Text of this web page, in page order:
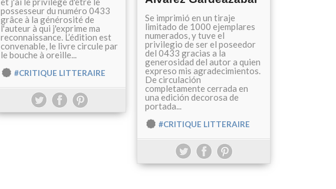
possesseur du numéro 0433
grâce à la générosité de
l'auteur à qui j'exprime ma
reconnaissance. L’édition est
convenable, le livre circule par
le bouche à oreille...
#CRITIQUE LITTERAIRE
Se imprimió en un tiraje
limitado de 1000 ejemplares
numerados, y tuve el
privilegio de ser el poseedor
del 0433 gracias a la
generosidad del autor a quien
expreso mis agradecimientos.
De circulación
completamente cerrada en
una edición decorosa de
portada...
#CRITIQUE LITTERAIRE